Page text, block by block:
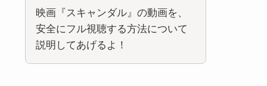
映画『スキャンダル』の動画を、
安全にフル視聴する方法について
説明してあげるよ！